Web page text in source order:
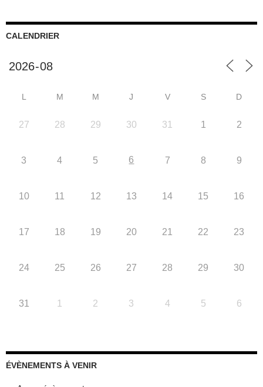
CALENDRIER
L M M J V S D
27 28 29 30 31 1 2
3 4 5 6 7 8 9
10 11 12 13 14 15 16
17 18 19 20 21 22 23
24 25 26 27 28 29 30
31 1 2 3 4 5 6
ÉVÈNEMENTS À VENIR